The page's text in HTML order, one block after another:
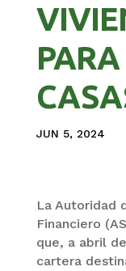
JUN 5, 2024
La Autoridad
Financiero
que, a abril
cartera